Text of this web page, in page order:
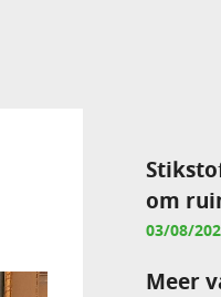
om
03/08/
Meer